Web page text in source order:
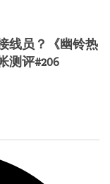
线员？《幽铃热
评#206